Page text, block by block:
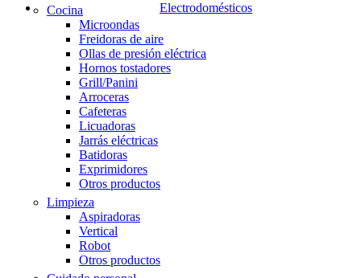
Electrodomésticos
Cocina
Microondas
Freidoras de aire
Ollas de presión eléctrica
Hornos tostadores
Grill/Panini
Arroceras
Cafeteras
Licuadoras
Jarrás eléctricas
Batidoras
Exprimidores
Otros productos
Limpieza
Aspiradoras
Vertical
Robot
Otros productos